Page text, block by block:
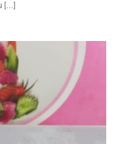
[...]